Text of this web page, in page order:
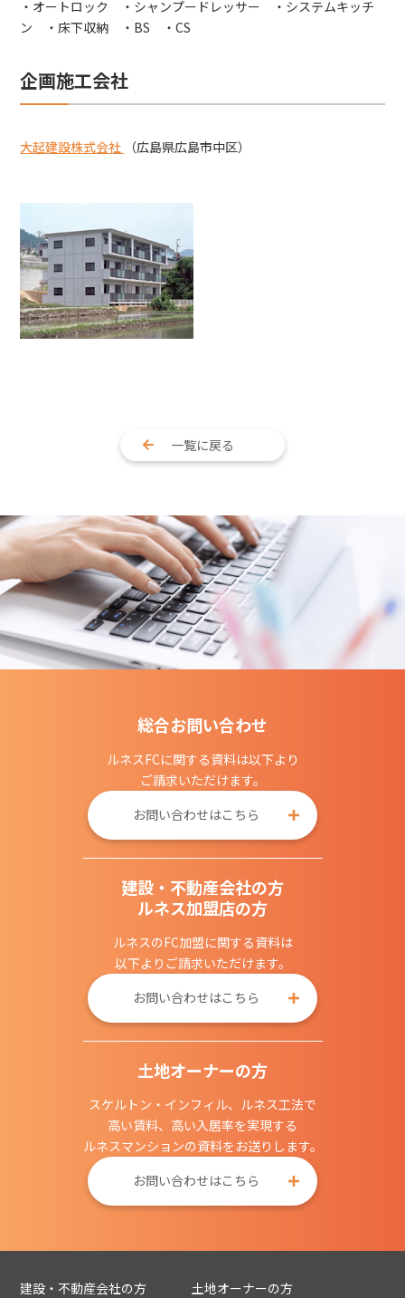
・オートロック ・シャンプードレッサー ・システムキッチ
ン ・床下収納 ・BS ・CS
企画施工会社
大起建設株式会社 （広島県広島市中区）
一覧に戻る
総合お問い合わせ
ルネスFCに関する資料は以下より
ご請求いただけます。
お問い合わせはこちら
建設・不動産会社の方
ルネス加盟店の方
ルネスのFC加盟に関する資料は
以下よりご請求いただけます。
お問い合わせはこちら
土地オーナーの方
スケルトン・インフィル、ルネス工法で
高い賃料、高い入居率を実現する
ルネスマンションの資料をお送りします。
お問い合わせはこちら
建設・不動産会社の方 土地オーナーの方